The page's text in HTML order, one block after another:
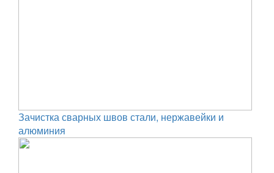
Зачистка сварных швов стали, нержавейки и
алюминия